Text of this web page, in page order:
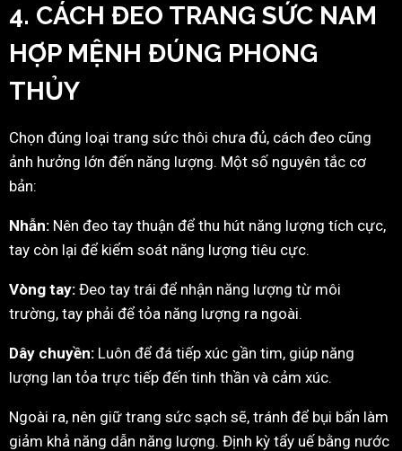
4. CÁCH ĐEO TRANG SỨC NAM
HỢP MỆNH ĐÚNG PHONG
THỦY
Chọn đúng loại trang sức thôi chưa đủ, cách đeo cũng
ảnh hưởng lớn đến năng lượng. Một số nguyên tắc cơ
bản:
Nhẫn: Nên đeo tay thuận để thu hút năng lượng tích cực,
tay còn lại để kiểm soát năng lượng tiêu cực.
Vòng tay: Đeo tay trái để nhận năng lượng từ môi
trường, tay phải để tỏa năng lượng ra ngoài.
Dây chuyền: Luôn để đá tiếp xúc gần tim, giúp năng
lượng lan tỏa trực tiếp đến tinh thần và cảm xúc.
Ngoài ra, nên giữ trang sức sạch sẽ, tránh để bụi bẩn làm
giảm khả năng dẫn năng lượng. Định kỳ tẩy uế bằng nước